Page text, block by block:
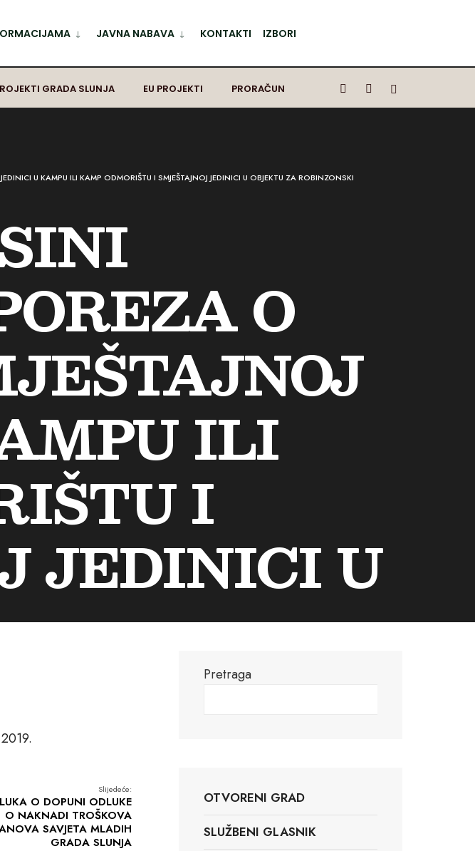
JAVNA NABAVA KONTAKTI IZBORI
GRADA SLUNJA EU PROJEKTI PRORAČUN
U KAMPU ILI KAMP ODMORIŠTU I SMJEŠTAJNOJ JEDINICI U OBJEKTU ZA ROBINZONSKI
O
ILI
I
JEDINICI U
TURIZAM
Slijedeće:
O DOPUNI ODLUKE
O NAKNADI TROŠKOVA
SAVJETA MLADIH
GRADA SLUNJA
Pretraga
OTVORENI GRAD
SLUŽBENI GLASNIK